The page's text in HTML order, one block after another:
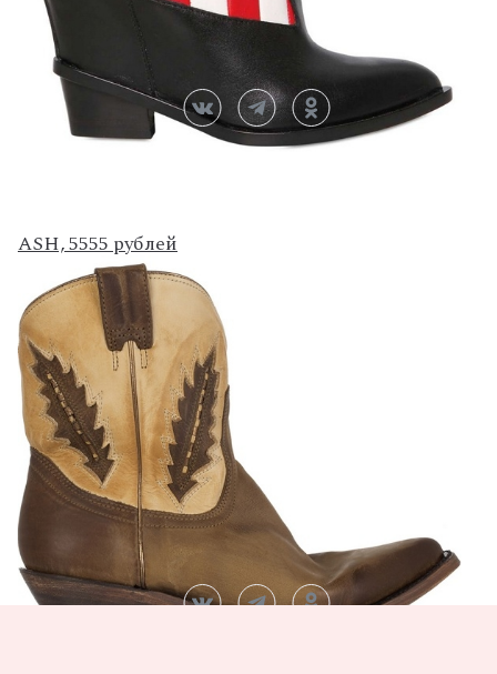
ASH, 5555 рублей